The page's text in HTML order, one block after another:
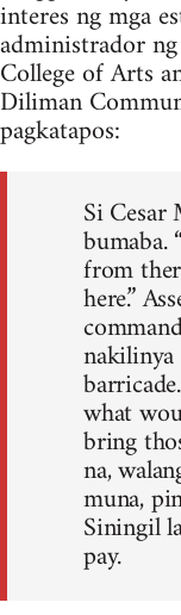
interes ng mga
administrador
College of Arts
Diliman
pagkatapos:
Si
bumaba.
from
here.”
what
bring
na,
muna,
Siningil
pay.